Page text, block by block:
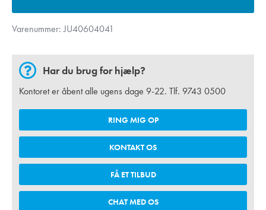
Varenummer: JU40604041
Har du brug for hjælp?
Kontoret er åbent alle ugens dage 9-22. Tlf. 9743 0500
RING MIG OP
KONTAKT OS
FÅ ET TILBUD
CHAT MED OS